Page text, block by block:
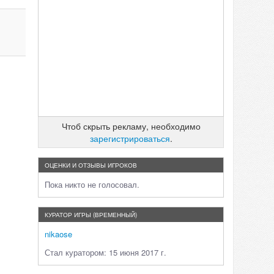
Чтоб скрыть рекламу, необходимо
зарегистрироваться.
ОЦЕНКИ И ОТЗЫВЫ ИГРОКОВ
Пока никто не голосовал.
КУРАТОР ИГРЫ (ВРЕМЕННЫЙ)
nikaose
Стал куратором: 15 июня 2017 г.